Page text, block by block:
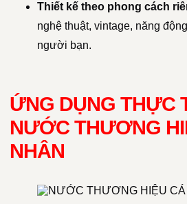
Thiết kế theo phong cách
nghệ thuật, vintage, năng
người bạn.
ỨNG DỤNG THỰC
NƯỚC THƯƠNG
NHÂN